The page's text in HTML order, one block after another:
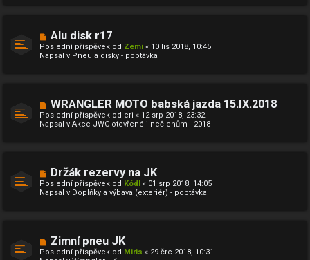
p
ě
v
N
o
v
ý
p
ě
v
Alu disk r17
Poslední příspěvek od Zemi « 10 lis 2018, 10:45
Napsal v Pneu a disky - poptávka
N
o
v
ý
ě
v
WRANGLER MOTO babská jazda 15.IX.2018
Poslední příspěvek od eri « 12 srp 2018, 23:32
Napsal v Akce JWC otevřené i nečlenům - 2018
N
o
v
ý
p
ě
Držák rezervy na JK
Poslední příspěvek od Kódl « 01 srp 2018, 14:05
Napsal v Doplňky a výbava (exteriér) - poptávka
N
o
v
Zimní pneu JK
Poslední příspěvek od Miris « 29 črc 2018, 10:31